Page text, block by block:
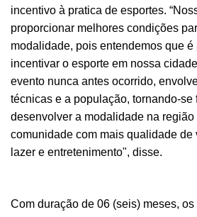
incentivo à pratica de esportes.
proporcionar melhores condições
modalidade, pois entendemos que
incentivar o esporte em nossa
evento nunca antes ocorrido,
técnicas e a população, tornando-se
desenvolver a modalidade na região
comunidade com mais qualidade de
lazer e entretenimento", disse.
Com duração de 06 (seis) meses,